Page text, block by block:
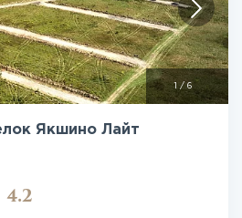
1 / 6
Якшино Лайт
4.2